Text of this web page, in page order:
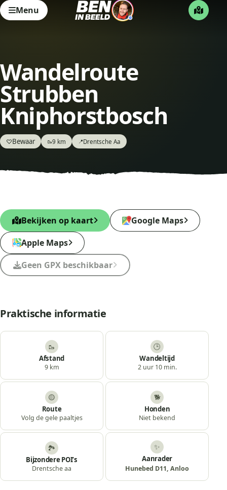
Menu
Wandelroute
Strubben
Kniphorstbosch
♡Bewaar 🥾9 km 📍Drentsche Aa
Bekijken op kaart
Google Maps
Apple Maps
Geen GPX beschikbaar
Praktische informatie
🥾
Afstand
9 km
🕒
Wandeltijd
2 uur 10 min.
🟡
Route
Volg de gele paaltjes
🐕
Honden
Niet bekend
🏞️
Bijzondere POI’s
Drentsche aa
✨
Aanrader
Hunebed D11, Anloo